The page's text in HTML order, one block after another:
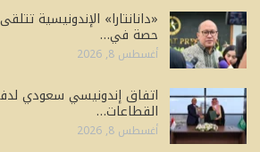
«دانانتارا» الإندونيسية
حصة في…
أغسطس 8, 2026
اتفاق إندونيسي سعودي
القطاعات…
أغسطس 8, 2026